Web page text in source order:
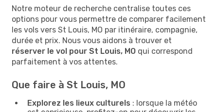
Notre moteur de recherche centralise toutes ces
options pour vous permettre de comparer facilement
les vols vers St Louis, MO par itinéraire, compagnie,
durée et prix. Nous vous aidons à trouver et
réserver le vol pour St Louis, MO qui correspond
parfaitement à vos attentes.
Que faire à St Louis, MO
Explorez les lieux culturels : lorsque la météo